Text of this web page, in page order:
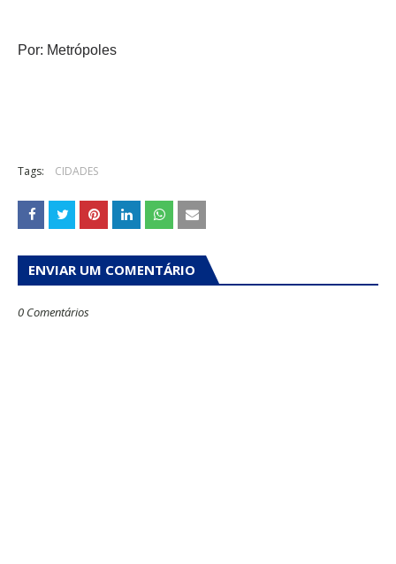
Por: Metrópoles
Tags: CIDADES
ENVIAR UM COMENTÁRIO
0 Comentários